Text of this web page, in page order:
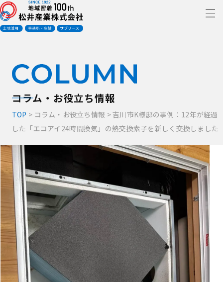
コラム・お役立ち情報
TOP > コラム・お役立ち情報 >吉川市K様邸の事例：12年が経過
した「エコアイ24時間換気」の熱交換素子を新しく交換しました